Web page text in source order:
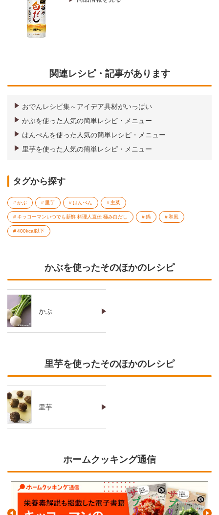
関連レシピ・記事があります
おでんレシピ集～アイデア具材がいっぱい
かぶを使った人気の簡単レシピ・メニュー
はんぺんを使った人気の簡単レシピ・メニュー
里芋を使った人気の簡単レシピ・メニュー
タグから探す
かぶ 里芋 はんぺん 主菜
キッコーマンいつでも新鮮 料理人直伝 極み白だし 鍋 和風
400kcal以下
かぶを使ったそのほかのレシピ
かぶ
里芋を使ったそのほかのレシピ
里芋
ホームクッキング通信